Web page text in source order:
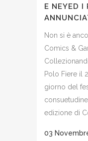
E NEYED I
Non si è
Comics &
Polo Fiere il
giorno del
edizione di
03